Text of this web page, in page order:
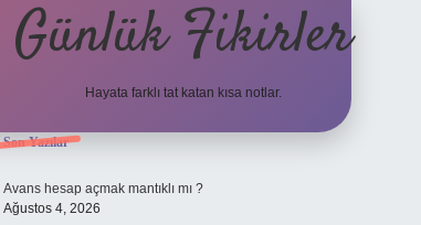
Günlük Fikirler
Hayata farklı tat katan kısa notlar.
Sidebar
Son Yazılar
Avans hesap açmak mantıklı mı ?
Ağustos 4, 2026